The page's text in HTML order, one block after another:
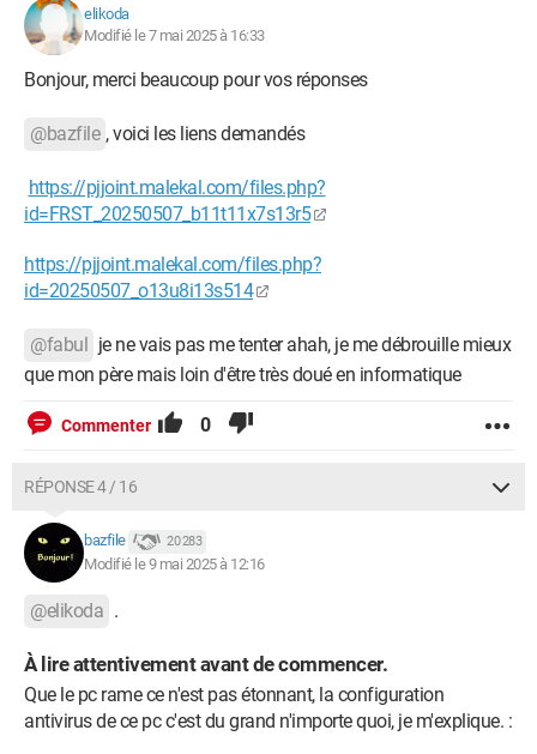
elikoda
Modifié le 7 mai 2025 à 16:33
Bonjour, merci beaucoup pour vos réponses
@bazfile , voici les liens demandés
https://pjjoint.malekal.com/files.php?
id=FRST_20250507_b11t11x7s13r5
https://pjjoint.malekal.com/files.php?
id=20250507_o13u8i13s514
@fabul je ne vais pas me tenter ahah, je me débrouille mieux
que mon père mais loin d'être très doué en informatique
Commenter 0
RÉPONSE 4 / 16
bazfile 20 283
Modifié le 9 mai 2025 à 12:16
@elikoda .
À lire attentivement avant de commencer.
Que le pc rame ce n'est pas étonnant, la configuration
antivirus de ce pc c'est du grand n'importe quoi, je m'explique. :